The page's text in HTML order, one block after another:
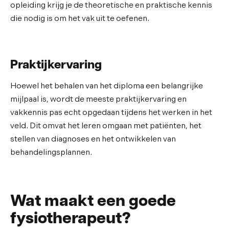
opleiding krijg je de theoretische en praktische kennis
die nodig is om het vak uit te oefenen.
Praktijkervaring
Hoewel het behalen van het diploma een belangrijke
mijlpaal is, wordt de meeste praktijkervaring en
vakkennis pas echt opgedaan tijdens het werken in het
veld. Dit omvat het leren omgaan met patiënten, het
stellen van diagnoses en het ontwikkelen van
behandelingsplannen.
Wat maakt een goede
fysiotherapeut?